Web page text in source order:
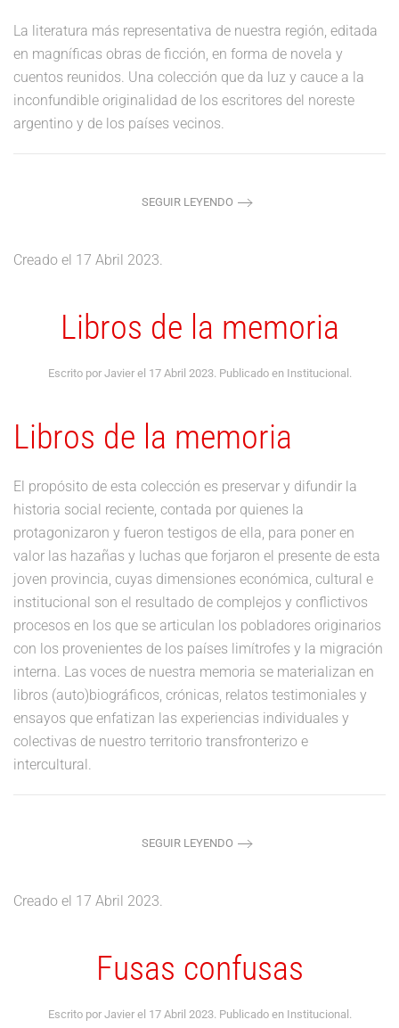
La literatura más representativa de nuestra región, editada
en magníficas obras de ficción, en forma de novela y
cuentos reunidos. Una colección que da luz y cauce a la
inconfundible originalidad de los escritores del noreste
argentino y de los países vecinos.
SEGUIR LEYENDO
Creado el 17 Abril 2023.
Libros de la memoria
Escrito por Javier el 17 Abril 2023. Publicado en Institucional .
Libros de la memoria
El propósito de esta colección es preservar y difundir la
historia social reciente, contada por quienes la
protagonizaron y fueron testigos de ella, para poner en
valor las hazañas y luchas que forjaron el presente de esta
joven provincia, cuyas dimensiones económica, cultural e
institucional son el resultado de complejos y conflictivos
procesos en los que se articulan los pobladores originarios
con los provenientes de los países limítrofes y la migración
interna. Las voces de nuestra memoria se materializan en
libros (auto)biográficos, crónicas, relatos testimoniales y
ensayos que enfatizan las experiencias individuales y
colectivas de nuestro territorio transfronterizo e
intercultural.
SEGUIR LEYENDO
Creado el 17 Abril 2023.
Fusas confusas
Escrito por Javier el 17 Abril 2023. Publicado en Institucional .